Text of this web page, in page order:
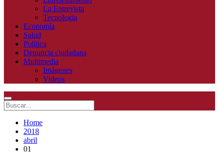
La Entrevista
Tecnologia
Economía
Salud
Política
Denuncia ciudadana
Multimedia
Imágenes
Videos
Home
2018
abril
01